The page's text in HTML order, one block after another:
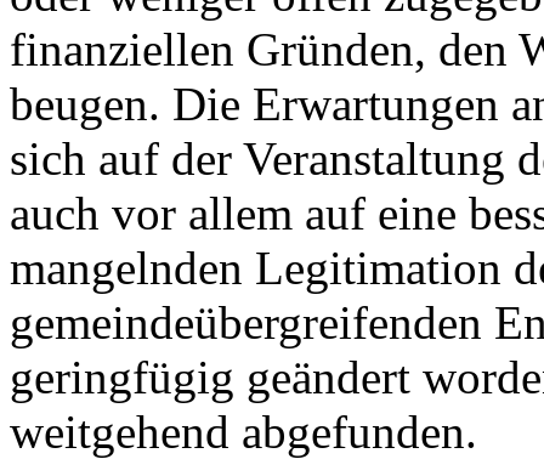
finanziellen Gründen, den
beugen. Die Erwartungen
sich auf der Veranstaltung
auch vor allem auf eine
mangelnden Legitimation
gemeindeübergreifenden
geringfügig geändert
weitgehend abgefunden.